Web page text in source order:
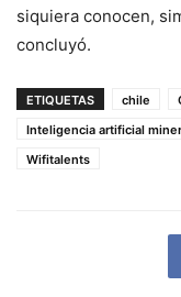
siquiera conocen,
concluyó.
ETIQUETAS chile
Inteligencia artificial
Wifitalents